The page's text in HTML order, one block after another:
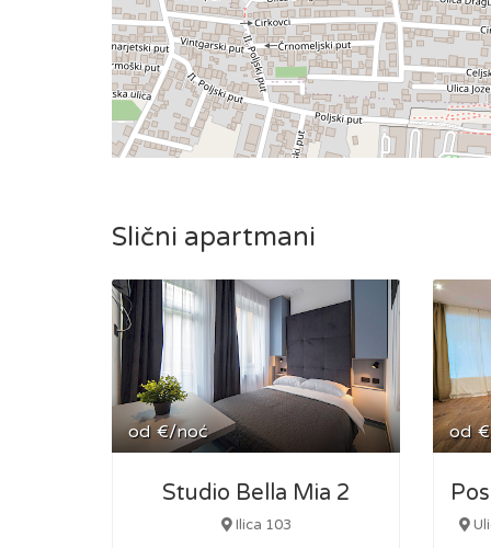
Slični apartmani
od €/noć
Studio Bella Mia 2
Ilica 103
od